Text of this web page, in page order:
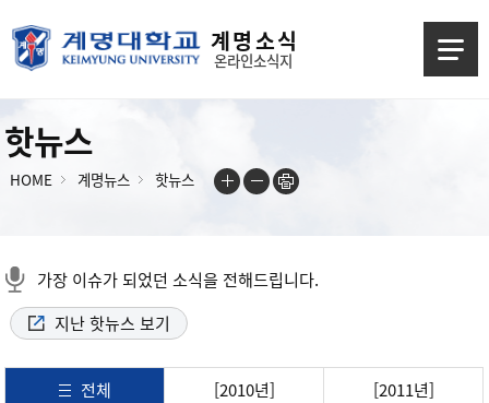
계 명 소 식
온라인소식지
핫뉴스
HOME 계명뉴스 핫뉴스
가장 이슈가 되었던 소식을 전해드립니다.
지난 핫뉴스 보기
전체 [2010년]
[2011년]